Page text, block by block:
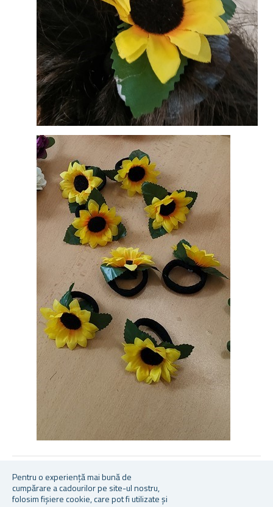
Pentru o experiență mai bună de
cumpărare a cadourilor pe site-ul nostru,
folosim fișiere cookie, care pot fi utilizate și
Afișați toate evaluările